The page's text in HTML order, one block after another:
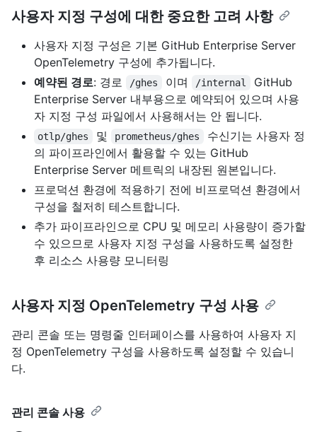
사용자 지정 구성에 대한 중요한 고려 사항
사용자 지정 구성은 기본 GitHub Enterprise Server
OpenTelemetry 구성에 추가됩니다.
예약된 경로: 경로 /ghes 이며 /internal
GitHub
Enterprise Server 내부용으로 예약되어 있으며 사용
자 지정 구성 파일에서 사용해서는 안 됩니다.
otlp/ghes 및 prometheus/ghes
수신기는 사용자 정
의 파이프라인에서 활용할 수 있는 GitHub
Enterprise Server 메트릭의 내장된 원본입니다.
프로덕션 환경에 적용하기 전에 비프로덕션 환경에서
구성을 철저히 테스트합니다.
추가 파이프라인으로 CPU 및 메모리 사용량이 증가할
수 있으므로 사용자 지정 구성을 사용하도록 설정한
후 리소스 사용량 모니터링
사용자 지정 OpenTelemetry 구성 사용
관리 콘솔 또는 명령줄 인터페이스를 사용하여 사용자 지
정 OpenTelemetry 구성을 사용하도록 설정할 수 있습니
다.
관리 콘솔 사용